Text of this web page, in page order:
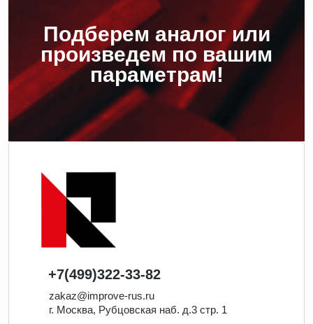
Подберем аналог или
произведем по вашим
параметрам!
+7(499)322-33-82
zakaz@improve-rus.ru
г. Москва, Рубцовская наб. д.3 стр. 1